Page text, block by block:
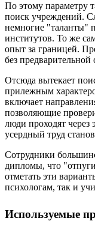
По этому параметру
поиск учреждений.
немногие "таланты"
институтов. То же
опыт за границей.
без предварительной
Отсюда вытекает
прилежным
включает
позволяющие
люди проходят через
усердный труд
Сотрудники
дипломы, что
отметать эти
психологам, так и
Используемые